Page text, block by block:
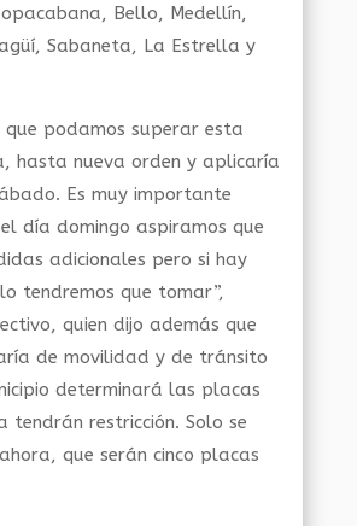
Bello, Medellín,
Sabaneta, La Estrella y
que podamos superar esta
hasta nueva orden y aplicaría
Es muy importante
día domingo aspiramos que
adicionales pero si hay
tendremos que tomar”,
quien dijo además que
de movilidad y de tránsito
determinará las placas
tendrán restricción. Solo se
que serán cinco placas